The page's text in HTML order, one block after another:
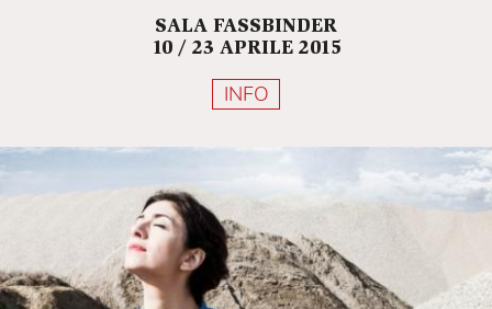
SALA FASSBINDER
10 / 23 APRILE 2015
INFO